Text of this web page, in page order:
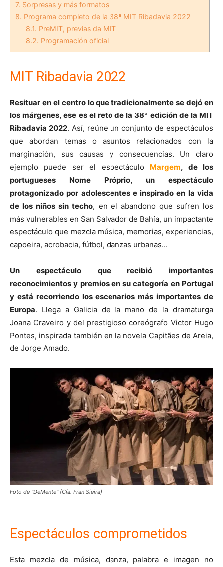
7. Sorpresas y más formatos
8. Programa completo de la 38ª MIT Ribadavia 2022
8.1. PreMIT, previas da MIT
8.2. Programación oficial
MIT Ribadavia 2022
Resituar en el centro lo que tradicionalmente se dejó en
los márgenes, ese es el reto de la 38ª edición de la MIT
Ribadavia 2022. Así, reúne un conjunto de espectáculos
que abordan temas o asuntos relacionados con la
marginación, sus causas y consecuencias. Un claro
ejemplo puede ser el espectáculo Margem, de los
portugueses Nome Próprio, un espectáculo
protagonizado por adolescentes e inspirado en la vida
de los niños sin techo, en el abandono que sufren los
más vulnerables en San Salvador de Bahía, un impactante
espectáculo que mezcla música, memorias, experiencias,
capoeira, acrobacia, fútbol, danzas urbanas...
Un espectáculo que recibió importantes
reconocimientos y premios en su categoría en Portugal
y está recorriendo los escenarios más importantes de
Europa. Llega a Galicia de la mano de la dramaturga
Joana Craveiro y del prestigioso coreógrafo Victor Hugo
Pontes, inspirada también en la novela Capitães de Areia,
de Jorge Amado.
Foto de "DeMente" (Cía. Fran Sieira)
Espectáculos comprometidos
Esta mezcla de música, danza, palabra e imagen no